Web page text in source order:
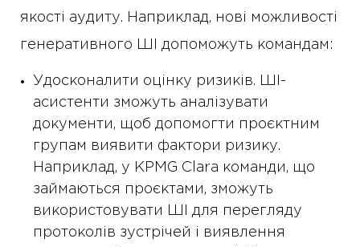
якості аудиту. Наприклад, нові можливості
генеративного ШІ допоможуть командам:
Удосконалити оцінку ризиків. ШІ-
асистенти зможуть аналізувати
документи, щоб допомогти проєктним
групам виявити фактори ризику.
Наприклад, у KPMG Clara команди, що
займаються проєктами, зможуть
використовувати ШІ для перегляду
протоколів зустрічей і виявлення